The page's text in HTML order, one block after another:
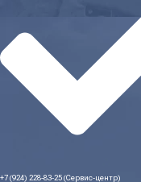
+7 (924) 228-83-25 (Сервис-центр)